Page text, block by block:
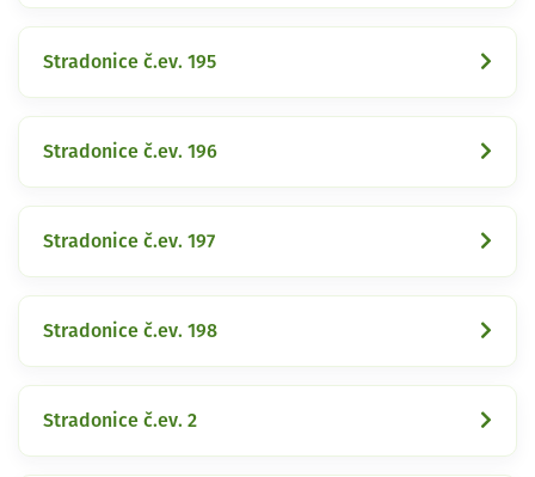
Stradonice č.ev. 195
Stradonice č.ev. 196
Stradonice č.ev. 197
Stradonice č.ev. 198
Stradonice č.ev. 2